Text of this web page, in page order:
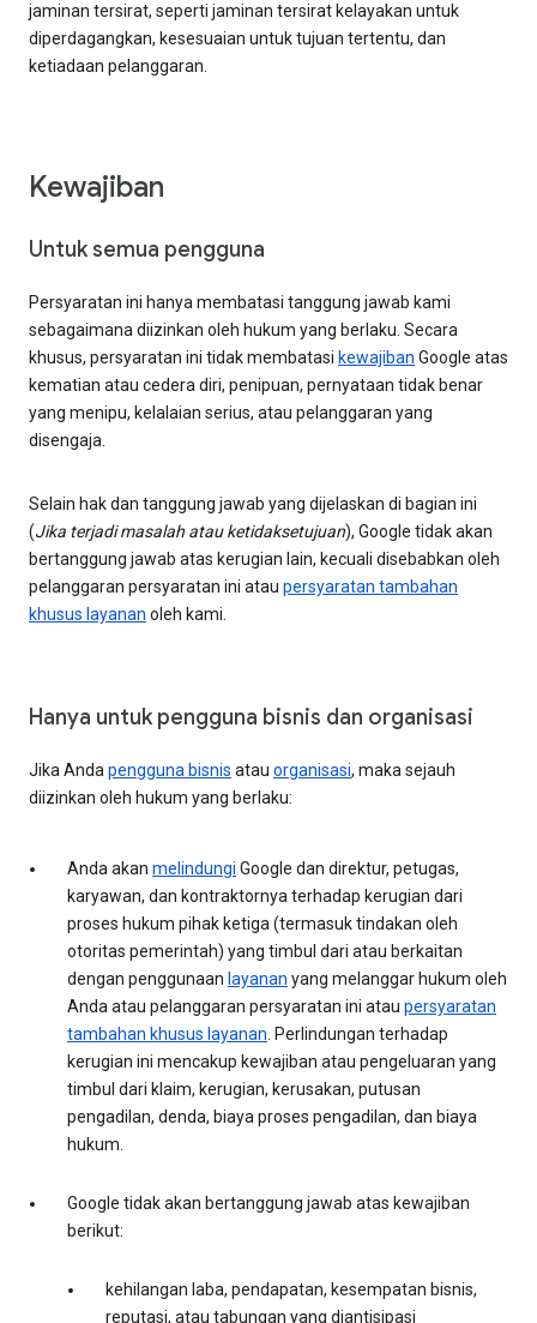
jaminan tersirat, seperti jaminan tersirat kelayakan untuk
diperdagangkan, kesesuaian untuk tujuan tertentu, dan
ketiadaan pelanggaran.
Kewajiban
Untuk semua pengguna
Persyaratan ini hanya membatasi tanggung jawab kami
sebagaimana diizinkan oleh hukum yang berlaku. Secara
khusus, persyaratan ini tidak membatasi kewajiban Google atas
kematian atau cedera diri, penipuan, pernyataan tidak benar
yang menipu, kelalaian serius, atau pelanggaran yang
disengaja.
Selain hak dan tanggung jawab yang dijelaskan di bagian ini
(Jika terjadi masalah atau ketidaksetujuan), Google tidak akan
bertanggung jawab atas kerugian lain, kecuali disebabkan oleh
pelanggaran persyaratan ini atau persyaratan tambahan
khusus layanan oleh kami.
Hanya untuk pengguna bisnis dan organisasi
Jika Andapengguna bisnis atau organisasi, maka sejauh
diizinkan oleh hukum yang berlaku:
Anda akan melindungi Google dan direktur, petugas,
karyawan, dan kontraktornya terhadap kerugian dari
proses hukum pihak ketiga (termasuk tindakan oleh
otoritas pemerintah) yang timbul dari atau berkaitan
dengan penggunaan layanan yang melanggar hukum oleh
Anda atau pelanggaran persyaratan ini atau persyaratan
tambahan khusus layanan. Perlindungan terhadap
kerugian ini mencakup kewajiban atau pengeluaran yang
timbul dari klaim, kerugian, kerusakan, putusan
pengadilan, denda, biaya proses pengadilan, dan biaya
hukum.
Google tidak akan bertanggung jawab atas kewajiban
berikut:
kehilangan laba, pendapatan, kesempatan bisnis,
reputasi, atau tabungan yang diantisipasi